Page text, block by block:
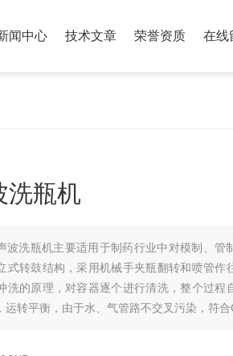
闻中心 技术文章 荣誉资质 在线
洗瓶机
波洗瓶机主要适用于制药行业中对模制、管
式转鼓结构，采用机械手夹瓶翻转和喷管作
洗的原理，对容器逐个进行清洗，整个过程
运转平衡，由于水、气管路不交叉污染，符